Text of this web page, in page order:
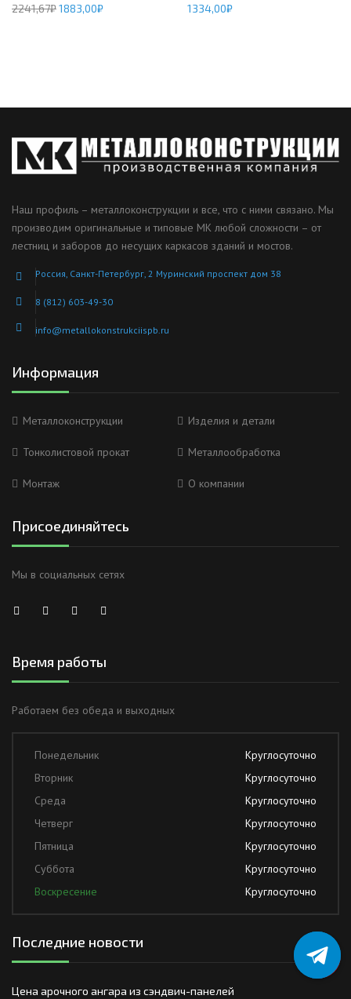
2241,67₽1883,00₽
1334,00₽
Наш профиль – металлоконструкции и все, что с ними связано. Мы
производим оригинальные и типовые МК любой сложности – от
лестниц и заборов до несущих каркасов зданий и мостов.
Россия, Санкт-Петербург, 2 Муринский проспект дом 38
8 (812) 603-49-30
info@metallokonstrukciispb.ru
Информация
Металлоконструкции Изделия и детали
Тонколистовой прокат Металлообработка
Монтаж О компании
Присоединяйтесь
Мы в социальных сетях
Время работы
Работаем без обеда и выходных
Понедельник
Круглосуточно
Вторник
Круглосуточно
Среда
Круглосуточно
Четверг
Круглосуточно
Пятница
Круглосуточно
Суббота
Круглосуточно
Воскресение
Круглосуточно
Последние новости
Цена арочного ангара из сэндвич-панелей